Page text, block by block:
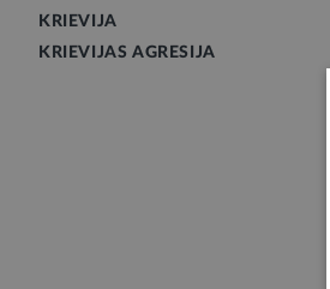
KRIEVIJA
KRIEVIJAS AGRESIJA